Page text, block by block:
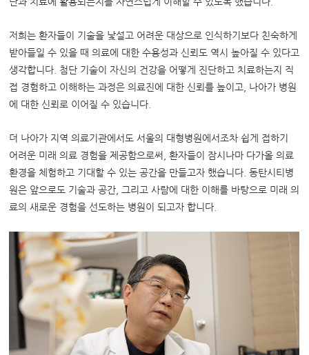
저희는 환자들이 기술을 낯설고 어려운 대상으로 인식하기보다 친숙하게
받아들일 수 있을 때 의료에 대한 수용성과 신뢰도 역시 높아질 수 있다고
생각합니다. 첨단 기술이 자신의 건강을 어떻게 진단하고 치료하는지 직
접 경험하고 이해하는 과정은 의료진에 대한 신뢰를 높이고, 나아가 병원
에 대한 신뢰로 이어질 수 있습니다.
더 나아가 지역 의료기관에서도 서울의 대형병원에서조차 쉽게 접하기
어려운 미래 의료 경험을 제공함으로써, 환자들이 잠시나마 다가올 의료
환경을 체험하고 기대할 수 있는 공간을 만들고자 했습니다. 동탄시티병
원은 앞으로도 기술과 공간, 그리고 사람에 대한 이해를 바탕으로 미래 의
료의 새로운 경험을 선도하는 병원이 되고자 합니다.